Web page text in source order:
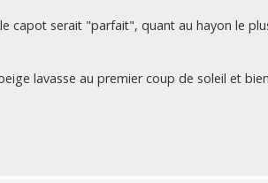
capot serait "parfait", quant au hayon le
lavasse au premier coup de soleil et